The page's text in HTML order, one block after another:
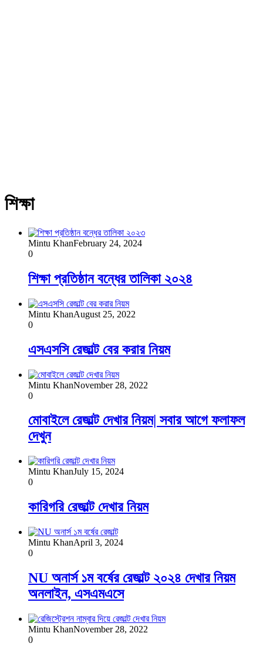
শিক্ষা
Mintu KhanFebruary 24, 2024
0
শিক্ষা প্রতিষ্ঠান বন্ধের তালিকা ২০২৪
Mintu KhanAugust 25, 2022
0
এসএসসি রেজাল্ট বের করার নিয়ম
Mintu KhanNovember 28, 2022
0
মোবাইলে রেজাল্ট দেখার নিয়ম| সবার আগে ফলাফল
দেখুন
Mintu KhanJuly 15, 2024
0
কারিগরি রেজাল্ট দেখার নিয়ম
Mintu KhanApril 3, 2024
0
NU অনার্স ১ম বর্ষের রেজাল্ট ২০২৪ দেখার নিয়ম
অনলাইন, এসএমএসে
Mintu KhanNovember 28, 2022
0